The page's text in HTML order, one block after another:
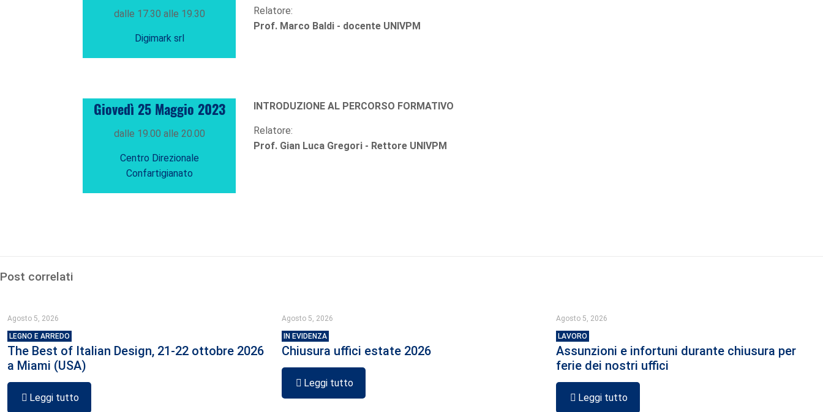
dalle 17.30 alle 19.30
Digimark srl
Relatore:
Prof. Marco Baldi - docente UNIVPM
Giovedì 25 Maggio 2023
dalle 19.00 alle 20.00
Centro Direzionale
Confartigianato
INTRODUZIONE AL PERCORSO FORMATIVO
Relatore:
Prof. Gian Luca Gregori - Rettore UNIVPM
Post correlati
Agosto 5, 2026
LEGNO E ARREDO
The Best of Italian Design, 21-22 ottobre 2026
a Miami (USA)
Leggi tutto
Agosto 5, 2026
IN EVIDENZA
Chiusura uffici estate 2026
Leggi tutto
Agosto 5, 2026
LAVORO
Assunzioni e infortuni durante chiusura per
ferie dei nostri uffici
Leggi tutto